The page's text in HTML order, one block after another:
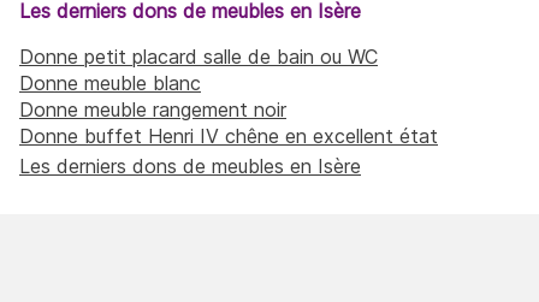
Les derniers dons de meubles en Isère
Donne petit placard salle de bain ou WC
Donne meuble blanc
Donne meuble rangement noir
Donne buffet Henri IV chêne en excellent état
Les derniers dons de meubles en Isère